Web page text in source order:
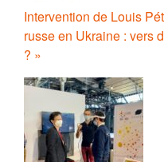
Intervention de Louis
russe en Ukraine : vers
? »